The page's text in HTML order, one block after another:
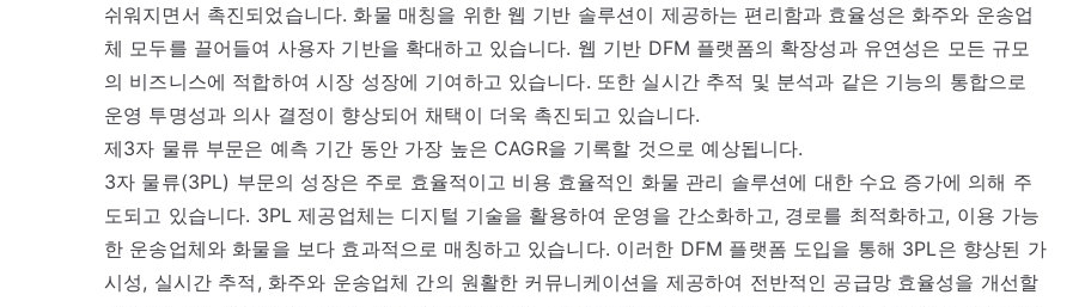
쉬워지면서 촉진되었습니다. 화물 매칭을 위한 웹 기반 솔루션이 제공하는 편리함과 효율성은 화주와 운송업
체 모두를 끌어들여 사용자 기반을 확대하고 있습니다. 웹 기반 DFM 플랫폼의 확장성과 유연성은 모든 규모
의 비즈니스에 적합하여 시장 성장에 기여하고 있습니다. 또한 실시간 추적 및 분석과 같은 기능의 통합으로
운영 투명성과 의사 결정이 향상되어 채택이 더욱 촉진되고 있습니다.
제3자 물류 부문은 예측 기간 동안 가장 높은 CAGR을 기록할 것으로 예상됩니다.
3자 물류(3PL) 부문의 성장은 주로 효율적이고 비용 효율적인 화물 관리 솔루션에 대한 수요 증가에 의해 주
도되고 있습니다. 3PL 제공업체는 디지털 기술을 활용하여 운영을 간소화하고, 경로를 최적화하고, 이용 가능
한 운송업체와 화물을 보다 효과적으로 매칭하고 있습니다. 이러한 DFM 플랫폼 도입을 통해 3PL은 향상된 가
시성, 실시간 추적, 화주와 운송업체 간의 원활한 커뮤니케이션을 제공하여 전반적인 공급망 효율성을 개선할